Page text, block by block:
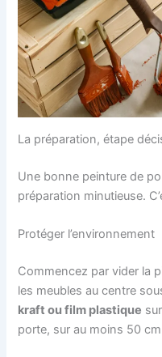
La préparation, étape
Une bonne peinture de
préparation minutieuse.
Protéger l’environnement
Commencez par vider la
les meubles au centre
kraft ou film plastique
porte, sur au moins 50